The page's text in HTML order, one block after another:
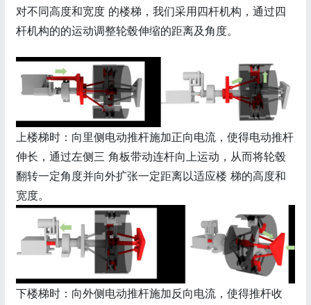
对不同高度和宽度 的楼梯，我们采用四杆机构，通过四
杆机构的的运动调整轮毂伸缩的距离及角度。
上楼梯时：向里侧电动推杆施加正向电流，使得电动推杆
伸长，通过左侧三 角板带动连杆向上运动，从而将轮毂
翻转一定角度并向外扩张一定距离以适应楼 梯的高度和
宽度。
下楼梯时：向外侧电动推杆施加反向电流，使得推杆收